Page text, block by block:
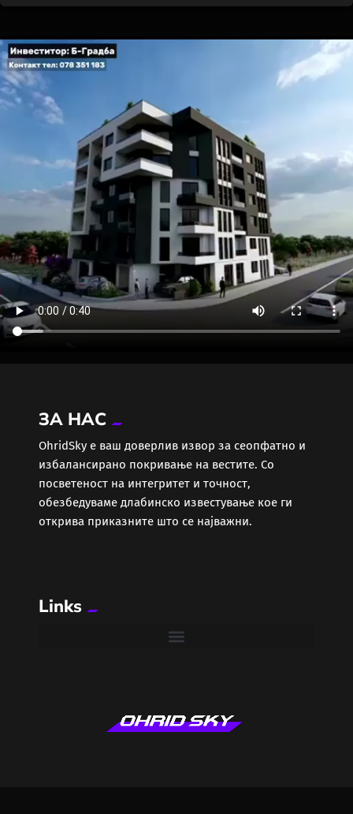
ЗА НАС
ОhridSky е ваш доверлив извор за сеопфатно и
избалансирано покривање на вестите. Со
посветеност на интегритет и точност,
обезбедуваме длабинско известување кое ги
открива приказните што се најважни.
Links